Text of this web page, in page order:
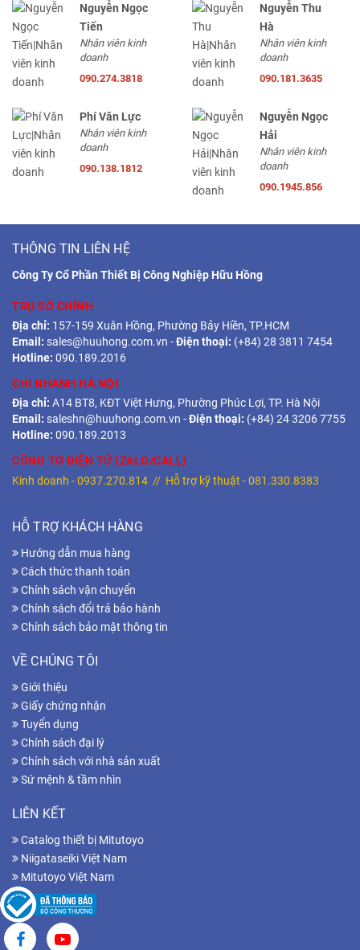
Nguyễn Ngọc
Tiến
Nhân viên kinh
doanh
090.274.3818
Nguyễn Thu
Hà
Nhân viên kinh
doanh
090.181.3635
Phí Văn Lực
Nhân viên kinh
doanh
090.138.1812
Nguyễn Ngọc
Hải
Nhân viên kinh
doanh
090.1945.856
THÔNG TIN LIÊN HỆ
Công Ty Cổ Phần Thiết Bị Công Nghiệp Hữu Hồng
TRỤ SỞ CHÍNH
Địa chỉ: 157-159 Xuân Hồng, Phường Bảy Hiền, TP.HCM
Email: sales@huuhong.com.vn -Điện thoại: (+84) 28 3811 7454
Hotline: 090.189.2016
CHI NHÁNH HÀ NỘI
Địa chỉ: A14 BT8, KĐT Việt Hưng, Phường Phúc Lợi, TP. Hà Nội
Email: saleshn@huuhong.com.vn -Điện thoại: (+84) 24 3206 7755
Hotline: 090.189.2013
CÔNG TƠ ĐIỆN TỬ (ZALO/CALL)
Kinh doanh -0937.270.814 // Hỗ trợ kỹ thuật -081.330.8383
HỖ TRỢ KHÁCH HÀNG
Hướng dẫn mua hàng
Cách thức thanh toán
Chính sách vận chuyển
Chính sách đổi trả bảo hành
Chính sách bảo mật thông tin
VỀ CHÚNG TÔI
Giới thiệu
Giấy chứng nhận
Tuyển dụng
Chính sách đại lý
Chính sách với nhà sản xuất
Sứ mệnh & tầm nhìn
LIÊN KẾT
Catalog thiết bị Mitutoyo
Niigataseiki Việt Nam
Mitutoyo Việt Nam